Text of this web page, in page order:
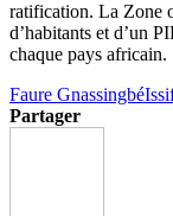
ratification. La Zone
d’habitants et d’un
chaque pays africain.
Faure Gnassingbé
Partager